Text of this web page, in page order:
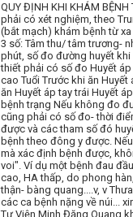
QUY ĐỊNH KHI KHÁM
phải có xét nghiệm, theo
(bắt mạch) khám bệnh từ
3 số: Tâm thu/ tâm trương-
phút, số đo đường huyết khi
thiết phải có số đo Huyết áp
cao Tuổi Trước khi ăn
ăn Huyết áp tay trái Huyết
bệnh trạng Nếu không đo
cũng phải có số đo- thời
được và các tham số đó
bệnh theo đông y được.
mà xác định bệnh được,
voi". Ví dụ một bệnh đau
cao, HA thấp, do phong
thận- bàng quang....v, v
các ca bệnh nặng về núi...
Tự Viện Minh Đăng Quang